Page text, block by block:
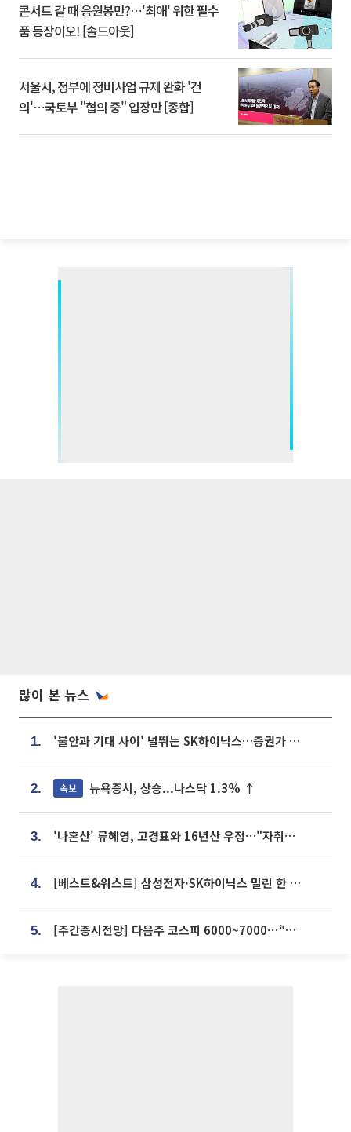
콘서트 갈 때 응원봉만?⋯'최애' 위한 필수
품 등장이오! [솔드아웃]
서울시, 정부에 정비사업 규제 완화 '건
의'⋯국토부 "협의 중" 입장만 [종합]
많이 본 뉴스
1. '불안과 기대 사이' 널뛰는 SK하이닉스…증권가 "HBM4·LTA 기반 펀터멘털 견고"
2. 속보 뉴욕증시, 상승...나스닥 1.3% ↑
3. '나혼산' 류혜영, 고경표와 16년산 우정…"자취방서 부모님과 마주쳐"
4. [베스트&워스트] 삼성전자·SK하이닉스 밀린 한 주…상상인증권은 85% 급등
5. [주간증시전망] 다음주 코스피 6000~7000⋯“外人 수급은 정책이 변수”